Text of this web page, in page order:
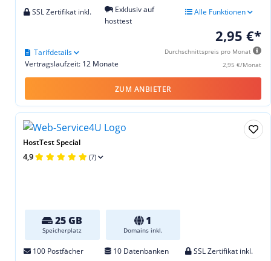
SSL Zertifikat inkl.
Exklusiv auf
hosttest
Alle Funktionen
2,95 €*
Durchschnittspreis pro Monat
2,95 €/Monat
Vertragslaufzeit: 12 Monate
Tarifdetails
ZUM ANBIETER
HostTest Special
4,9 (7)
25 GB
Speicherplatz
1
Domains inkl.
100 Postfächer 10 Datenbanken
SSL Zertifikat inkl.